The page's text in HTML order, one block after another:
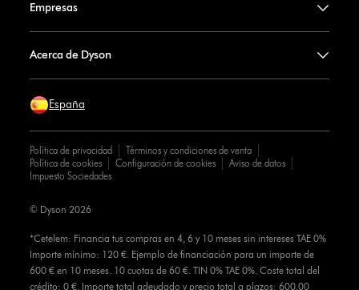
Empresas
Acerca de Dyson
España
Política de privacidad
Términos y condiciones de venta
Política de cookies
Configuración de cookies
Aviso de datos
Impuesto Sociedades
*Cetelem: Financia tus compras en 4, 6 y 10 meses sin intereses TAE 0%
Importe mínimo: 120 €. Ejemplo de financiación para un importe de
600 € en 10 meses. 10 cuotas de 60 €. TIN 0% TAE 0%. Coste total del
crédito: 0 €. Importe total adeudado y precio total a plazos: 600,00
© Dyson 2026